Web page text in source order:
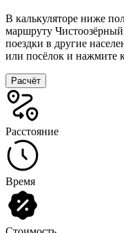
В калькуляторе ниже
маршруту
поездки в другие
или посёлок и нажмите
Расчёт
Расстояние
Время